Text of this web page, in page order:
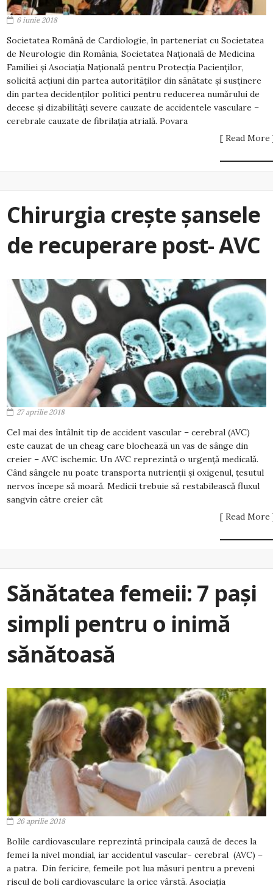
6 iunie 2018
Societatea Română de Cardiologie, în parteneriat cu Societatea
de Neurologie din România, Societatea Națională de Medicina
Familiei și Asociația Națională pentru Protecția Pacienților,
solicită acțiuni din partea autorităților din sănătate și susținere
din partea decidenților politici pentru reducerea numărului de
decese și dizabilități severe cauzate de accidentele vasculare –
cerebrale cauzate de fibrilația atrială. Povara
[ Read More
Chirurgia crește șansele
de recuperare post- AVC
27 aprilie 2018
Cel mai des întâlnit tip de accident vascular – cerebral (AVC)
este cauzat de un cheag care blochează un vas de sânge din
creier – AVC ischemic. Un AVC reprezintă o urgență medicală.
Când sângele nu poate transporta nutrienții și oxigenul, țesutul
nervos începe să moară. Medicii trebuie să restabilească fluxul
sangvin către creier cât
[ Read More
Sănătatea femeii: 7 pași
simpli pentru o inimă
sănătoasă
26 aprilie 2018
Bolile cardiovasculare reprezintă principala cauză de deces la
femei la nivel mondial, iar accidentul vascular- cerebral (AVC) –
a patra. Din fericire, femeile pot lua măsuri pentru a preveni
riscul de boli cardiovasculare la orice vârstă. Asociația